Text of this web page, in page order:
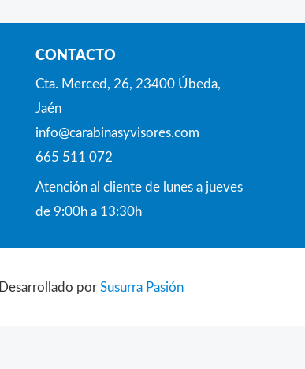
CONTACTO
Cta. Merced, 26, 23400 Úbeda,
Jaén
info@carabinasyvisores.com
665 511 072
Atención al cliente de lunes a jueves
de 9:00h a 13:30h
Desarrollado por Susurra Pasión